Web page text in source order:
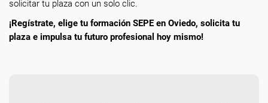
solicitar tu plaza con un solo clic.
¡Regístrate, elige tu formación SEPE en Oviedo, solicita tu
plaza e impulsa tu futuro profesional hoy mismo!